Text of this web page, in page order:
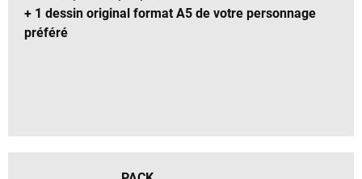
+ 1 dessin original format A5 de votre personnage
préféré